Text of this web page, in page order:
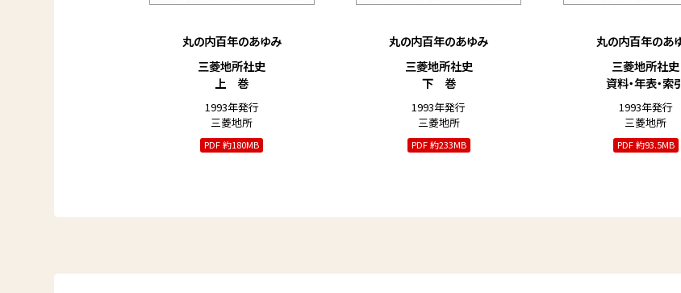
丸の内百年のあゆみ
三菱地所社史
上 巻
1993年発行
三菱地所
PDF 約180MB
丸の内百年のあゆみ
三菱地所社史
下 巻
1993年発行
三菱地所
PDF 約233MB
丸の内百年のあ
三菱地所社史
資料・年表・索
1993年発行
三菱地所
PDF 約93.5MB